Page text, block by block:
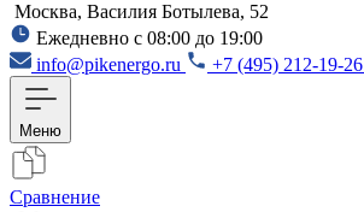
Москва, Василия Ботылева, 52
Ежедневно с 08:00 до 19:00
info@pikenergo.ru
+7 (495) 212-19-26
Меню
Сравнение